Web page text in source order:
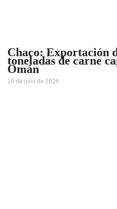
Chaco: Exportación
toneladas de carne
Omán
19 de julio de 2026